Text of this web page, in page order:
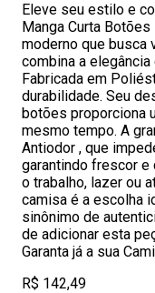
Eleve seu estilo e
Manga Curta
moderno que busca
combina a
Fabricada em
durabilidade. Seu
botões proporciona
mesmo tempo. A
Antiodor , que
garantindo frescor e
o trabalho, lazer ou
camisa é a escolha
sinônimo de
de adicionar esta
Garanta já a sua
R$ 142,49